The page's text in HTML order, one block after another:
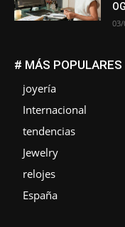
# MÁS POPULARES
joyería
Internacional
tendencias
Jewelry
relojes
España